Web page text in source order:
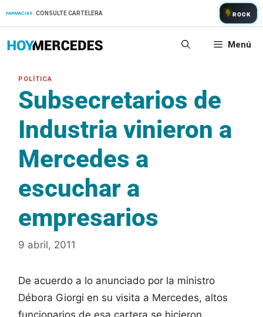
FARMACIAS: CONSULTE CARTELERA ROCK
Menú
Subsecretarios de
Industria vinieron a
Mercedes a
escuchar a
empresarios
9 abril, 2011
De acuerdo a lo anunciado por la ministro
Débora Giorgi en su visita a Mercedes, altos
funcionarios de esa cartera se hicieron